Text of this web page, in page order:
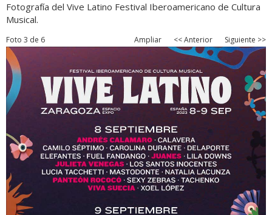
Fotografía del Vive Latino Festival Iberoamericano de Cultura
Musical.
Foto 3 de 6 Ampliar << Anterior Siguiente >>